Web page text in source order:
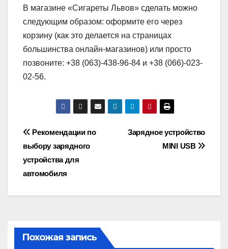
В магазине «Сигареты Львов» сделать можно
следующим образом: оформите его через
корзину (как это делается на страницах
большинства онлайн-магазинов) или просто
позвоните: +38 (063)-438-96-84 и +38 (066)-023-
02-56.
Навигация
по
записям
Зарядное устройство
MINI USB
Рекомендации по
выбору зарядного
устройства для
автомобиля
Похожая запись